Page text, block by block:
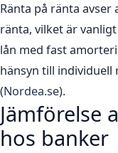
Ränta på ränta
ränta, vilket är
lån med fast
hänsyn till
(Nordea.se).
Jämförelse
hos banker